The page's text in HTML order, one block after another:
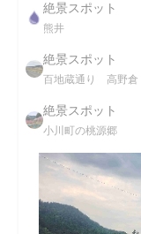
絶景スポット
熊井
絶景スポット
百地蔵通り 高野倉
絶景スポット
小川町の桃源郷